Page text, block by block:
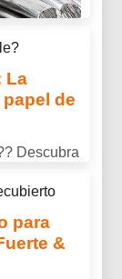
la
en
de
La
de
Descubra
qué el
y ahorrar
para
&